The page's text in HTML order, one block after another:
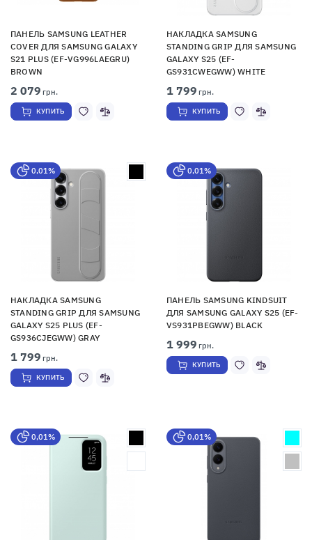
ПАНЕЛЬ SAMSUNG LEATHER
COVER ДЛЯ SAMSUNG GALAXY
S21 PLUS (EF-VG996LAEGRU)
BROWN
2 079 грн.
КУПИТЬ
НАКЛАДКА SAMSUNG
STANDING GRIP ДЛЯ SAMSUNG
GALAXY S25 (EF-
GS931CWEGWW) WHITE
1 799 грн.
КУПИТЬ
0,01%
НАКЛАДКА SAMSUNG
STANDING GRIP ДЛЯ SAMSUNG
GALAXY S25 PLUS (EF-
GS936CJEGWW) GRAY
1 799 грн.
КУПИТЬ
0,01%
ПАНЕЛЬ SAMSUNG KINDSUIT
ДЛЯ SAMSUNG GALAXY S25 (EF-
VS931PBEGWW) BLACK
1 999 грн.
КУПИТЬ
0,01% 0,01%